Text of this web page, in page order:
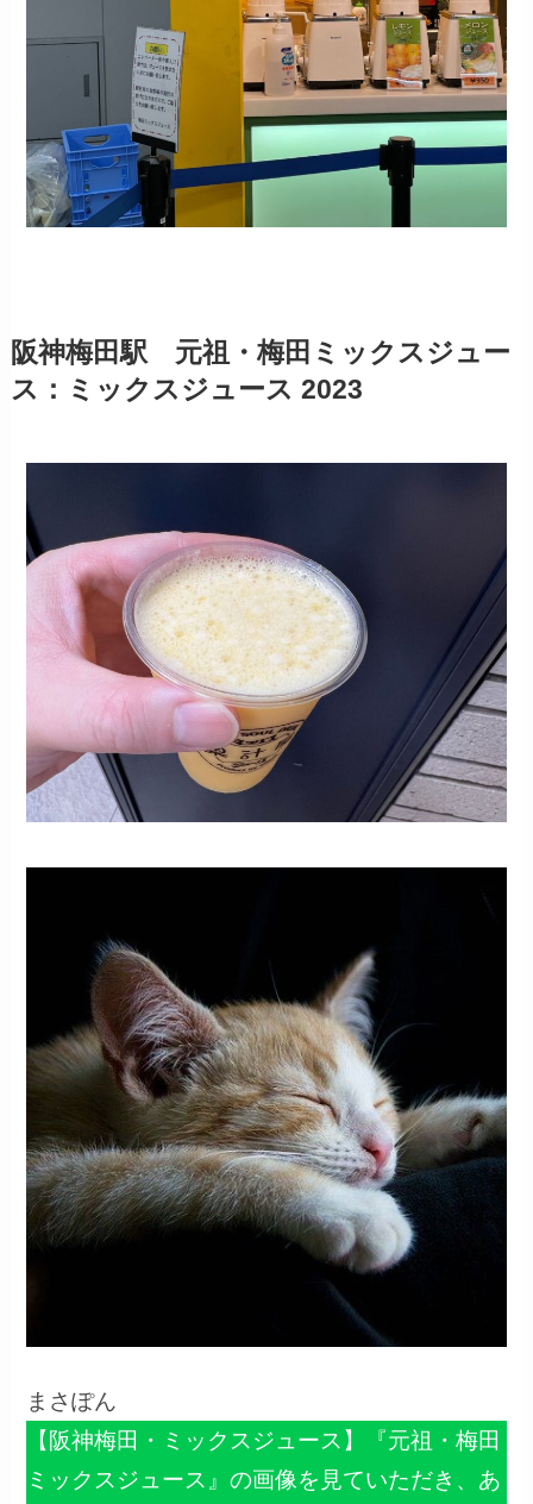
阪神梅田駅 元祖・梅田ミックスジュー
ス：ミックスジュース 2023
まさぽん
【阪神梅田・ミックスジュース】『元祖・梅田
ミックスジュース』の画像を見ていただき、あ